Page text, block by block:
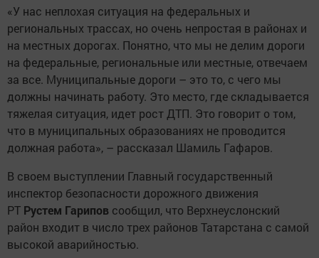
«У нас неплохая ситуация на федеральных и
региональных трассах, но очень непростая в районах и
на местных дорогах. Понятно, что мы не делим дороги
на федеральные, региональные или местные, отвечаем
за все. Муниципальные дороги – это то, с чего мы
должны начинать работу. Это место, где складывается
тяжелая ситуация, идет рост ДТП. Это говорит о том,
что в муниципальных образованиях не проводится
должная работа», – рассказал Шамиль Гафаров.
В своем выступлении Главный государственный
инспектор безопасности дорожного движения
РТ Рустем Гарипов сообщил, что Верхнеуслонский
район входит в число трех районов Татарстана с самой
высокой аварийностью.